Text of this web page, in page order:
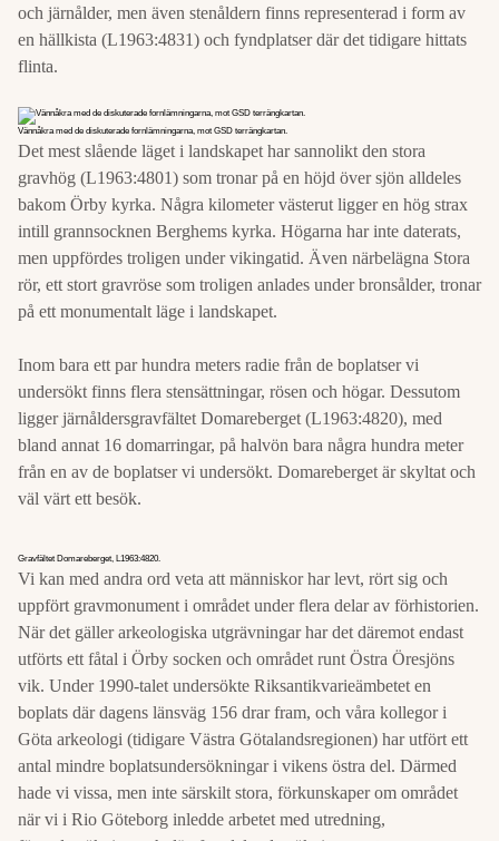
och järnålder, men även stenåldern finns representerad i form av
en hällkista (L1963:4831) och fyndplatser där det tidigare hittats
flinta.
Vännåkra med de diskuterade fornlämningarna, mot GSD terrängkartan.
Det mest slående läget i landskapet har sannolikt den stora
gravhög (L1963:4801) som tronar på en höjd över sjön alldeles
bakom Örby kyrka. Några kilometer västerut ligger en hög strax
intill grannsocknen Berghems kyrka. Högarna har inte daterats,
men uppfördes troligen under vikingatid. Även närbelägna Stora
rör, ett stort gravröse som troligen anlades under bronsålder, tronar
på ett monumentalt läge i landskapet.
Inom bara ett par hundra meters radie från de boplatser vi
undersökt finns flera stensättningar, rösen och högar. Dessutom
ligger järnåldersgravfältet Domareberget (L1963:4820), med
bland annat 16 domarringar, på halvön bara några hundra meter
från en av de boplatser vi undersökt. Domareberget är skyltat och
väl värt ett besök.
Gravfältet Domareberget, L1963:4820.
Vi kan med andra ord veta att människor har levt, rört sig och
uppfört gravmonument i området under flera delar av förhistorien.
När det gäller arkeologiska utgrävningar har det däremot endast
utförts ett fåtal i Örby socken och området runt Östra Öresjöns
vik. Under 1990-talet undersökte Riksantikvarieämbetet en
boplats där dagens länsväg 156 drar fram, och våra kollegor i
Göta arkeologi (tidigare Västra Götalandsregionen) har utfört ett
antal mindre boplatsundersökningar i vikens östra del. Därmed
hade vi vissa, men inte särskilt stora, förkunskaper om området
när vi i Rio Göteborg inledde arbetet med utredning,